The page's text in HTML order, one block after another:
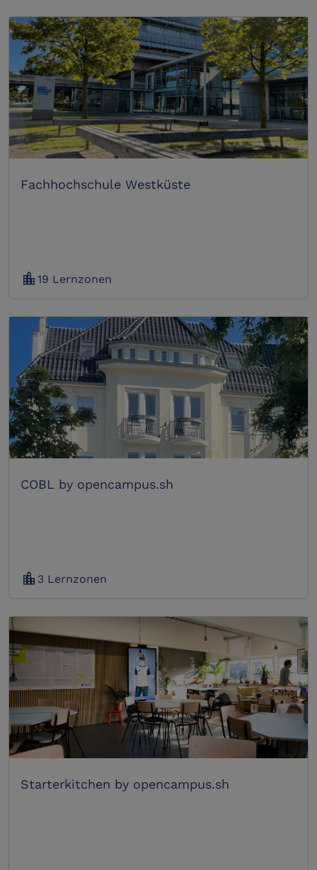
Fachhochschule Westküste
location_city19 Lernzonen
COBL by opencampus.sh
location_city 3 Lernzonen
Starterkitchen by opencampus.sh